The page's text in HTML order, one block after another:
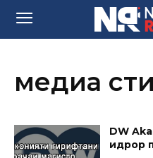
медиа
DW
идрор